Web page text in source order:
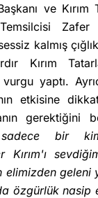
ve
Zafer
kalmış
Kırım
yaptı.
etkisine
gerektiğini
bir
Kırım'ı
geleni
özgürlük nasip